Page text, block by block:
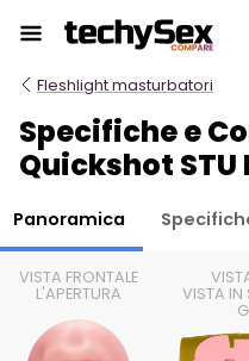
contenuto
Fleshlight masturbatori
Specifiche e
Quickshot
Panoramica
VISTA FRONTALE
L'APERTURA
VISTA IN